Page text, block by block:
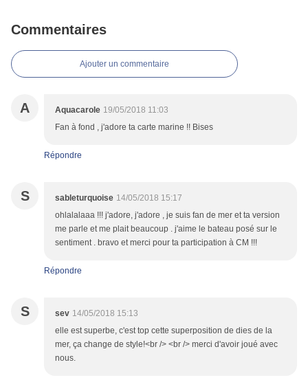
Commentaires
Ajouter un commentaire
A Aquacarole 19/05/2018 11:03
Fan à fond , j'adore ta carte marine !! Bises
Répondre
S sableturquoise 14/05/2018 15:17
ohlalalaaa !!! j'adore, j'adore , je suis fan de mer et ta version
me parle et me plait beaucoup . j'aime le bateau posé sur le
sentiment . bravo et merci pour ta participation à CM !!!
Répondre
S sev 14/05/2018 15:13
elle est superbe, c'est top cette superposition de dies de la
mer, ça change de style!<br /> <br /> merci d'avoir joué avec
nous.